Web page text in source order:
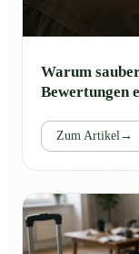
Warum
Bewertungen
Zum Artikel→